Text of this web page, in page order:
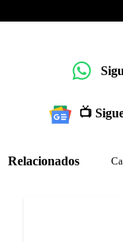
📺
Relacionados